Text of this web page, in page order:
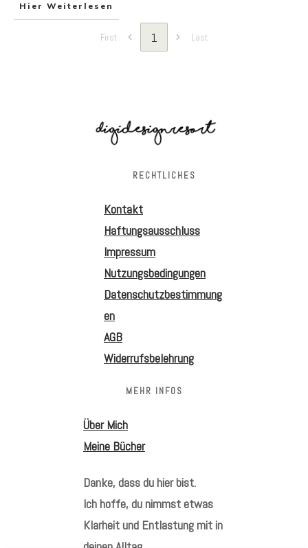
Hier Weiterlesen
First 1 Last
RECHTLICHES
Kontakt
Haftungsausschluss
Impressum
Nutzungsbedingungen
Datenschutzbestimmung
en
AGB
Widerrufsbelehrung
MEHR INFOS
Über Mich
Meine Bücher
Danke, dass du hier bist.
Ich hoffe, du nimmst etwas
Klarheit und Entlastung mit in